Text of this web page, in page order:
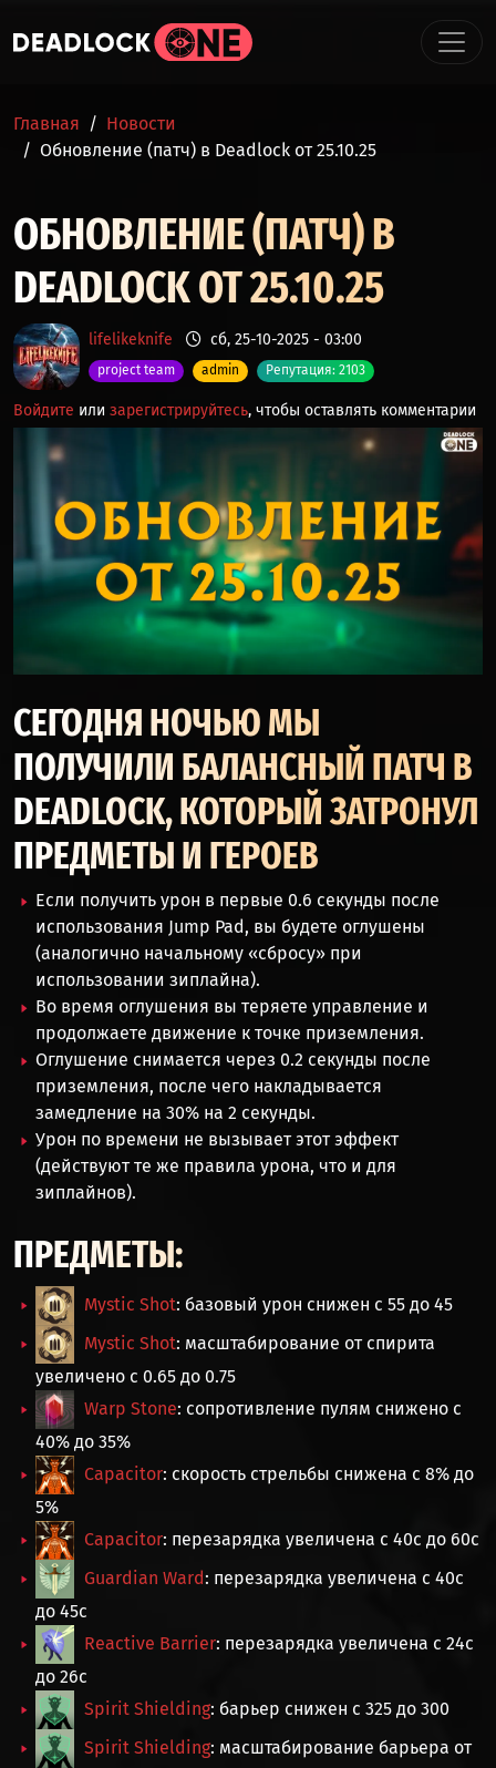
СТРОКА НАВИГАЦИИ
Главная
Новости
Обновление (патч) в Deadlock от 25.10.25
ОБНОВЛЕНИЕ (ПАТЧ) В
DEADLOCK ОТ 25.10.25
lifelikeknife сб, 25-10-2025 - 03:00
project team admin Репутация: 2103
Войдите или зарегистрируйтесь, чтобы оставлять комментарии
СЕГОДНЯ НОЧЬЮ МЫ
ПОЛУЧИЛИ БАЛАНСНЫЙ ПАТЧ В
DEADLOCK, КОТОРЫЙ ЗАТРОНУЛ
ПРЕДМЕТЫ И ГЕРОЕВ
Если получить урон в первые 0.6 секунды после
использования Jump Pad, вы будете оглушены
(аналогично начальному «сбросу» при
использовании зиплайна).
Во время оглушения вы теряете управление и
продолжаете движение к точке приземления.
Оглушение снимается через 0.2 секунды после
приземления, после чего накладывается
замедление на 30% на 2 секунды.
Урон по времени не вызывает этот эффект
(действуют те же правила урона, что и для
зиплайнов).
ПРЕДМЕТЫ:
Mystic Shot: базовый урон снижен с 55 до 45
Mystic Shot: масштабирование от спирита
увеличено с 0.65 до 0.75
Warp Stone: сопротивление пулям снижено с
40% до 35%
Capacitor: скорость стрельбы снижена с 8% до
5%
Capacitor: перезарядка увеличена с 40с до 60с
Guardian Ward: перезарядка увеличена с 40с
до 45с
Reactive Barrier: перезарядка увеличена с 24с
до 26с
Spirit Shielding: барьер снижен с 325 до 300
Spirit Shielding: масштабирование барьера от